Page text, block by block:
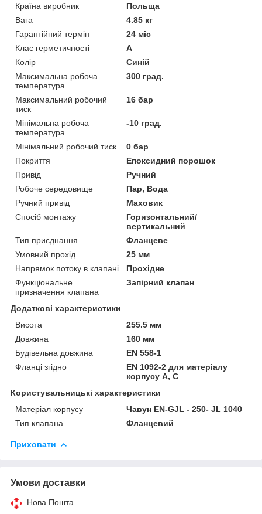
Країна виробник
Польща
Вага
4.85 кг
Гарантійний термін
24 міс
Клас герметичності
А
Колір
Синій
Максимальна робоча
температура
300 град.
Максимальний робочий
тиск
16 бар
Мінімальна робоча
температура
-10 град.
Мінімальний робочий тиск
0 бар
Покриття
Епоксидний порошок
Привід
Ручний
Робоче середовище
Пар, Вода
Ручний привід
Маховик
Спосіб монтажу
Горизонтальний/
вертикальний
Тип приєднання
Фланцеве
Умовний прохід
25 мм
Напрямок потоку в клапані
Прохідне
Функціональне
призначення клапана
Запірний клапан
Додаткові характеристики
Висота
255.5 мм
Довжина
160 мм
Будівельна довжина
EN 558-1
Фланці згідно
EN 1092-2 для матеріалу
корпусу A, C
Користувальницькі характеристики
Матеріал корпусу
Чавун EN-GJL - 250- JL 1040
Тип клапана
Фланцевий
Приховати
Умови доставки
Нова Пошта